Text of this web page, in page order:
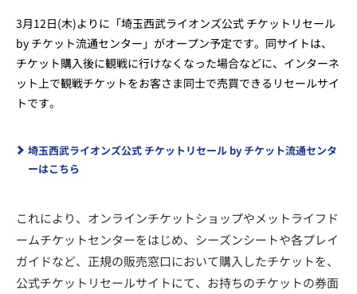
3月12日(木)よりに「埼玉西武ライオンズ公式 チケットリセール
by チケット流通センター」がオープン予定です。同サイトは、
チケット購入後に観戦に行けなくなった場合などに、インターネ
ット上で観戦チケットをお客さま同士で売買できるリセールサイ
トです。
埼玉西武ライオンズ公式 チケットリセール by チケット流通センタ
ーはこちら
これにより、オンラインチケットショップやメットライフド
ームチケットセンターをはじめ、シーズンシートや各プレイ
ガイドなど、正規の販売窓口において購入したチケットを、
公式チケットリセールサイトにて、お持ちのチケットの券面